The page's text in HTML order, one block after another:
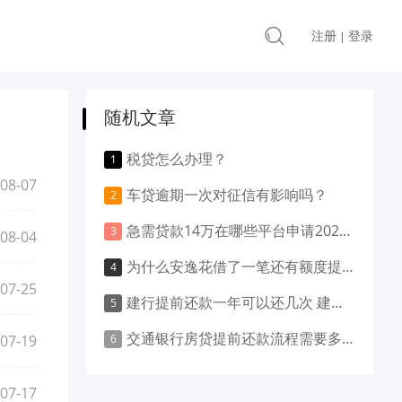
注册 | 登录
07
04
25
19
17
随机文章
税贷怎么办理？
车贷逾期一次对征信有影响吗？
急需贷款14万在哪些平台申请2024 这6个平台下款快
为什么安逸花借了一笔还有额度提不出来 可能是这些原因
建行提前还款一年可以还几次 建行贷款怎么转出来
交通银行房贷提前还款流程需要多久时间 大概要这么久